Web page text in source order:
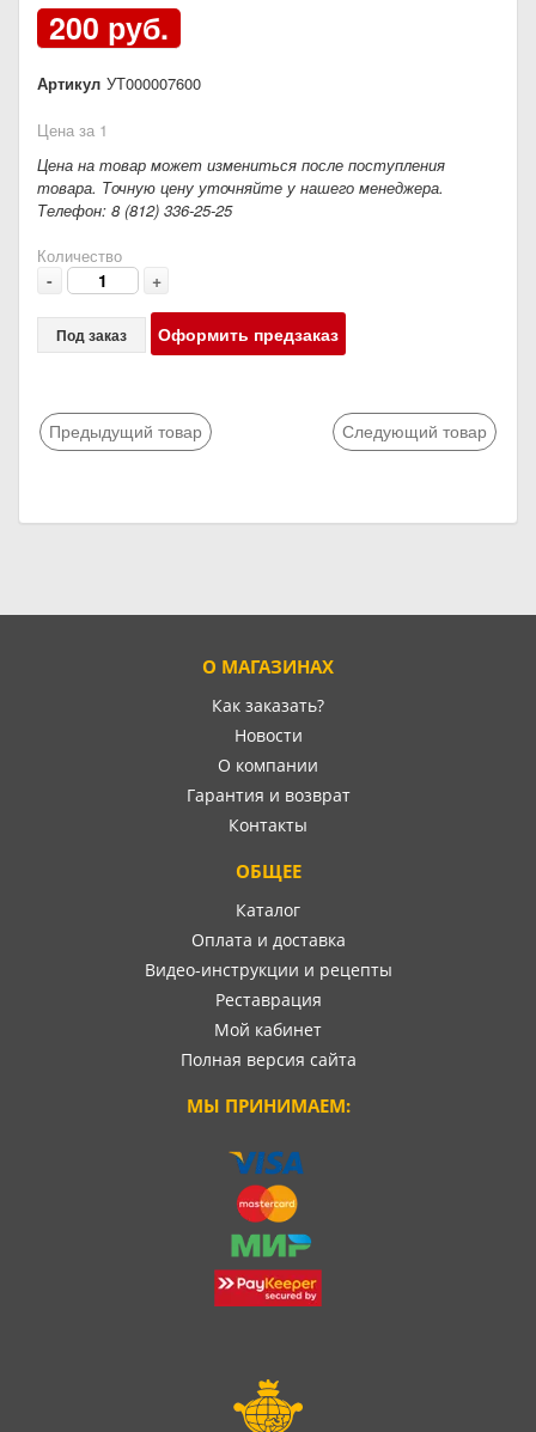
200 руб.
Артикул УТ000007600
Цена за 1
Цена на товар может измениться после поступления
товара. Точную цену уточняйте у нашего менеджера.
Телефон: 8 (812) 336-25-25
Количество
- +
Под заказ Оформить предзаказ
Предыдущий товар Следующий товар
О МАГАЗИНАХ
Как заказать?
Новости
О компании
Гарантия и возврат
Контакты
ОБЩЕЕ
Каталог
Оплата и доставка
Видео-инструкции и рецепты
Реставрация
Мой кабинет
Полная версия сайта
МЫ ПРИНИМАЕМ: